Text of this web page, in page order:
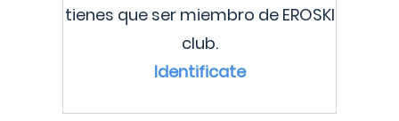
tienes que ser miembro de EROSKI
club.
Identificate